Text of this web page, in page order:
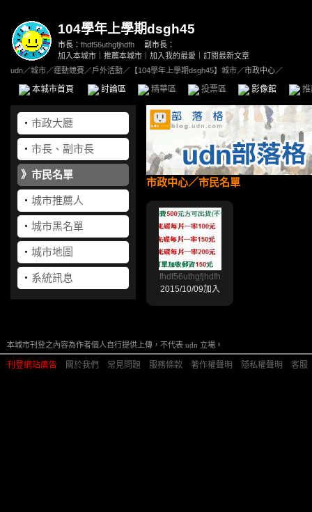
104學年上學期dsgh45
市長： fhdf56uthgfjhdfh
副市長：
加入本城市
推薦本城市 加入我的最愛
訂閱最新文章
udn／城市／運動競賽／戶外活動／ 【104學年上學期dsgh45】城市／市政中心／
本城市首頁 討論區 精華區 投票區 影像館
‧ 市政大廳
‧ 市長、副市長
》 市民名單
‧ 城市推薦人
‧ 城市黑名單
‧ 城市地圖
‧ 系統訊息
市政中心／市民名單
fhdf56uthgfjhdfh
2015/10/09加入
本城市刊登之內容為作者個人自行提供上傳，不代表 udn 立場。
刊登網站廣告 關於我們 常見問題 服務條款 著作權聲明 隱私權聲明 客服